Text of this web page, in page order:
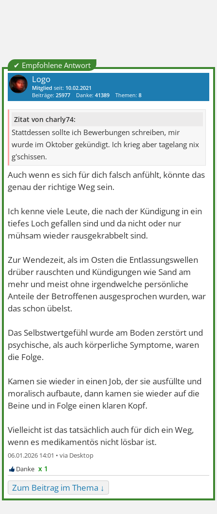
✔ Empfohlene Antwort
Logo
Mitglied seit: 10.02.2021
Beiträge:25977 Danke:41389 Themen:8
Zitat von charly74:
Stattdessen sollte ich Bewerbungen schreiben, mir
wurde im Oktober gekündigt. Ich krieg aber tagelang nix
g'schissen.
Auch wenn es sich für dich falsch anfühlt, könnte das
genau der richtige Weg sein.
Ich kenne viele Leute, die nach der Kündigung in ein
tiefes Loch gefallen sind und da nicht oder nur
mühsam wieder rausgekrabbelt sind.
Zur Wendezeit, als im Osten die Entlassungswellen
drüber rauschten und Kündigungen wie Sand am
mehr und meist ohne irgendwelche persönliche
Anteile der Betroffenen ausgesprochen wurden, war
das schon übelst.
Das Selbstwertgefühl wurde am Boden zerstört und
psychische, als auch körperliche Symptome, waren
die Folge.
Kamen sie wieder in einen Job, der sie ausfüllte und
moralisch aufbaute, dann kamen sie wieder auf die
Beine und in Folge einen klaren Kopf.
Vielleicht ist das tatsächlich auch für dich ein Weg,
wenn es medikamentös nicht lösbar ist.
06.01.2026 14:01 •
x 1
Zum Beitrag im Thema ↓